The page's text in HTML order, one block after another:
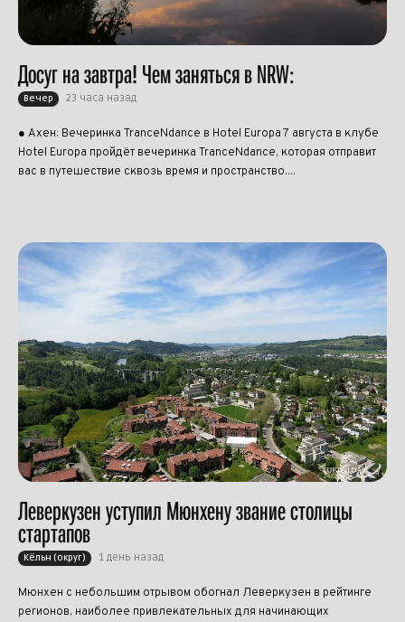
Досуг на завтра! Чем заняться в NRW:
Вечер 23 часа назад
● Ахен: Вечеринка TranceNdance в Hotel Europa 7 августа в клубе
Hotel Europa пройдёт вечеринка TranceNdance, которая отправит
вас в путешествие сквозь время и пространство....
Леверкузен уступил Мюнхену звание столицы
стартапов
Кёльн (округ) 1 день назад
Мюнхен с небольшим отрывом обогнал Леверкузен в рейтинге
регионов, наиболее привлекательных для начинающих